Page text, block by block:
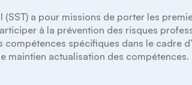
(SST) a pour missions de porter les
à la prévention des risques
spécifiques dans le cadre
maintien actualisation des compétences.